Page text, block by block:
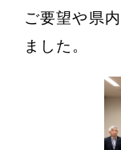
ご要望や県
ました。